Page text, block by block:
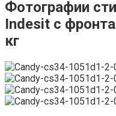
Фотографии
Indesit с
кг